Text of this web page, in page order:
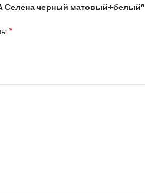
Селена черный матовый+белый”
*